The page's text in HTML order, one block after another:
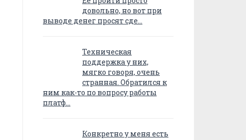
довольно, но вот при
выводе денег просят сде…
Техническая
поддержка у них,
мягко говоря, очень
странная. Обратился к
ним как-то по вопросу работы
платф…
Конкретно у меня есть